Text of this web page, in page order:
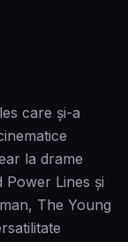
care și-a
la drame
Power Lines și
The Young